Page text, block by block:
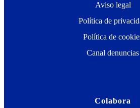
Aviso legal
Política de
Política de
Canal denuncias
Colabora